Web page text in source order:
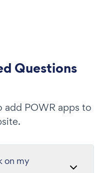
Questions
add POWR apps to
on my